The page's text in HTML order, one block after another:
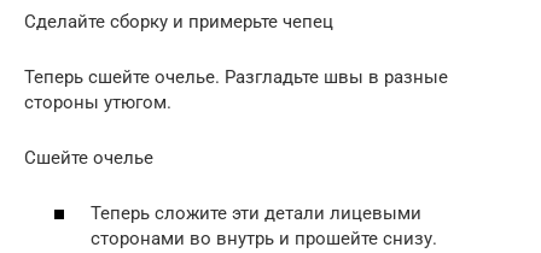
Сделайте сборку и примерьте чепец
Теперь сшейте очелье. Разгладьте швы в разные
стороны утюгом.
Сшейте очелье
Теперь сложите эти детали лицевыми
сторонами во внутрь и прошейте снизу.